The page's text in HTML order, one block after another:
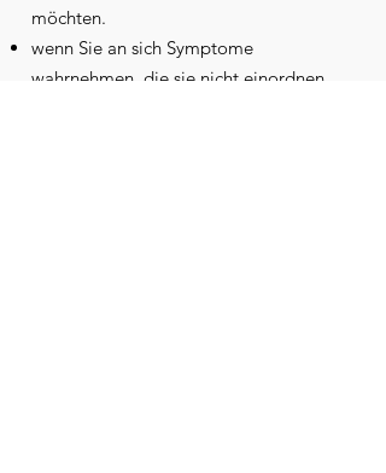
möchten.
wenn Sie an sich Symptome
wahrnehmen, die sie nicht einordnen